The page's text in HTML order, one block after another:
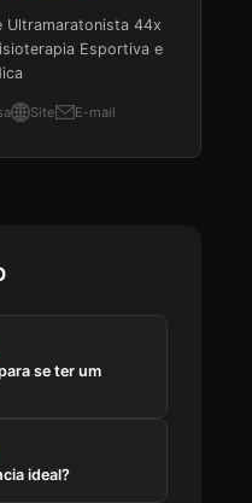
Ultramaratonista 44x
Esportiva e
Site E-mail
se ter um
ideal?